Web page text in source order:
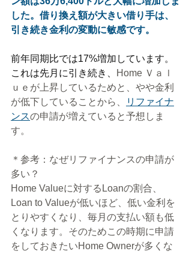
した。借り換え額が大きい借り手は、
引き続き金利の変動に敏感です。
前年同期比では17%増加しています。
これは先月に引き続き、
Home Ｖａｌ
ｕｅが上昇しているためと、やや金利
が低下していることから、
リファイナ
ンスの申請が増えていると予想しま
す。
＊参考：なぜリファイナンスの申請が
多い？
Home Valueに対するLoanの割合、
Loan to Valueが低いほど、低い金利を
とりやすくなり、毎月の支払い額も低
くなります。そのためこの時期に申請
をしておきたいHome Ownerが多くな